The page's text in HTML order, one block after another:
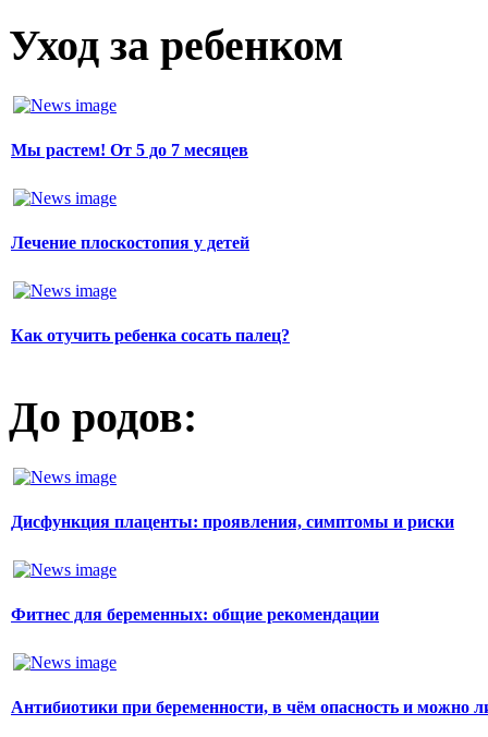
Уход за ребенком
Мы растем! От 5 до 7 месяцев
Лечение плоскостопия у детей
Как отучить ребенка сосать палец?
До родов:
Дисфункция плаценты: проявления, симптомы и риски
Фитнес для беременных: общие рекомендации
Антибиотики при беременности, в чём опасность и можно